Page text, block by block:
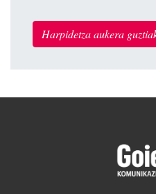
Harpidetza aukera